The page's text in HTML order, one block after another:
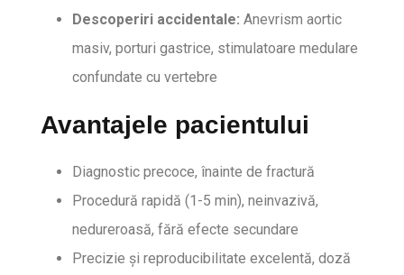
Descoperiri accidentale: Anevrism aortic
masiv, porturi gastrice, stimulatoare medulare
confundate cu vertebre
Avantajele pacientului
Diagnostic precoce, înainte de fractură
Procedură rapidă (1-5 min), neinvazivă,
nedureroasă, fără efecte secundare
Precizie și reproducibilitate excelentă, doză